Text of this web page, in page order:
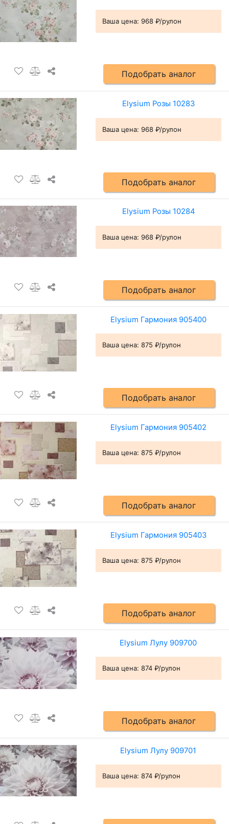
Ваша цена: 968 ₽/рулон
Подобрать аналог
Elysium Розы 10283
Ваша цена: 968 ₽/рулон
Подобрать аналог
Elysium Розы 10284
Ваша цена: 968 ₽/рулон
Подобрать аналог
Elysium Гармония 905400
Ваша цена: 875 ₽/рулон
Подобрать аналог
Elysium Гармония 905402
Ваша цена: 875 ₽/рулон
Подобрать аналог
Elysium Гармония 905403
Ваша цена: 875 ₽/рулон
Подобрать аналог
Elysium Лулу 909700
Ваша цена: 874 ₽/рулон
Подобрать аналог
Elysium Лулу 909701
Ваша цена: 874 ₽/рулон